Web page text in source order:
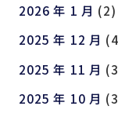
2026 年 1 月 (2)
2025 年 12 月
2025 年 11 月
2025 年 10 月